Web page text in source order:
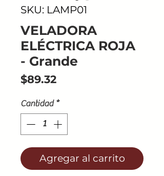
SKU: LAMP01
VELADORA
ELÉCTRICA ROJA
- Grande
$89.32Precio
Cantidad *
Agregar al carrito